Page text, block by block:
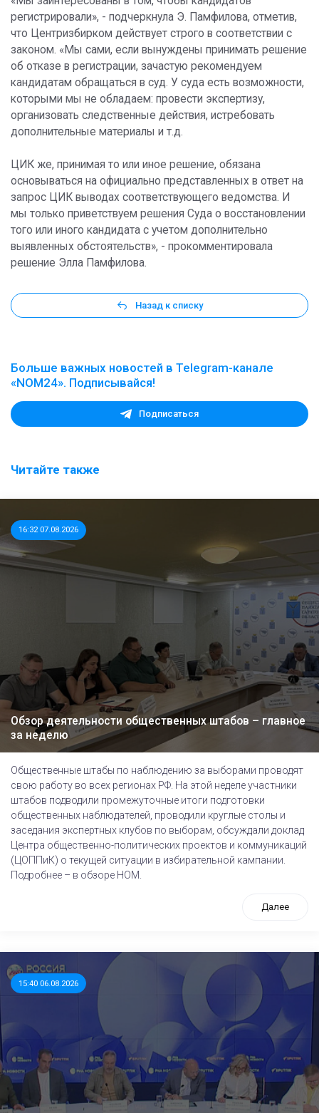
регистрировали», - подчеркнула Э. Памфилова, отметив,
что Центризбирком действует строго в соответствии с
законом. «Мы сами, если вынуждены принимать решение
об отказе в регистрации, зачастую рекомендуем
кандидатам обращаться в суд. У суда есть возможности,
которыми мы не обладаем: провести экспертизу,
организовать следственные действия, истребовать
дополнительные материалы и т.д.
ЦИК же, принимая то или иное решение, обязана
основываться на официально представленных в ответ на
запрос ЦИК выводах соответствующего ведомства. И
мы только приветствуем решения Суда о восстановлении
того или иного кандидата с учетом дополнительно
выявленных обстоятельств», - прокомментировала
решение Элла Памфилова.
Назад к списку
Больше важных новостей в Telegram-канале
«NOM24». Подписывайся!
Подписаться
Читайте также
16:32 07.08.2026
Обзор деятельности общественных штабов – главное
за неделю
Общественные штабы по наблюдению за выборами проводят
свою работу во всех регионах РФ. На этой неделе участники
штабов подводили промежуточные итоги подготовки
общественных наблюдателей, проводили круглые столы и
заседания экспертных клубов по выборам, обсуждали доклад
Центра общественно-политических проектов и коммуникаций
(ЦОППиК) о текущей ситуации в избирательной кампании.
Подробнее – в обзоре НОМ.
Далее
15:40 06.08.2026